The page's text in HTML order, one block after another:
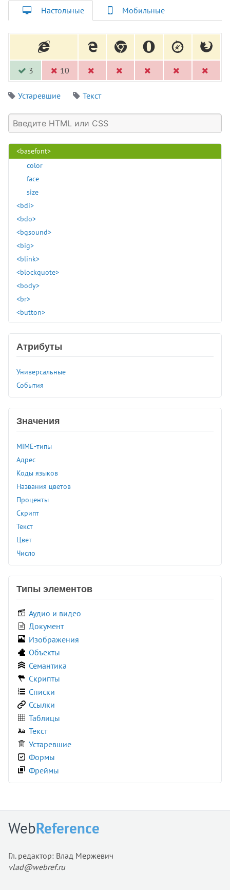
Настольные Мобильные
3 10
Устаревшие Текст
<a>
<abbr>
<address>
<applet>
<area>
<article>
<aside>
<b>
<base>
<basefont>
color
face
size
<bdi>
<bdo>
<bgsound>
<big>
<blink>
<blockquote>
<body>
<br>
<button>
<canvas>
<center>
<code>
<command>
<comment>
<data>
<datalist>
<dd>
<del>
<details>
<dfn>
<dialog>
<dir>
<div>
<dl>
<dt>
<em>
<fieldset>
<figcaption>
<figure>
<font>
<form>
<frame>
<frameset>
<h2>
<h3>
<h4>
<hgroup>
<html>
<i>
Атрибуты
Универсальные
События
Значения
MIME-типы
Адрес
Коды языков
Названия цветов
Проценты
Скрипт
Текст
Цвет
Число
Типы элементов
Аудио и видео
Документ
Изображения
Объекты
Семантика
Скрипты
Списки
Ссылки
Таблицы
Текст
Устаревшие
Формы
Фреймы
WebReference
Гл. редактор: Влад Мержевич
vlad@webref.ru